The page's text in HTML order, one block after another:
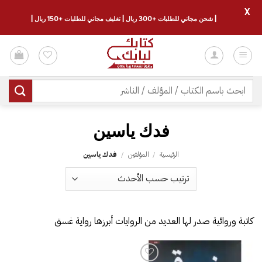
للمحتوى
البحث
عن:
الرئيسية / المؤلفين /
كاتبة وروائية صدر لها العديد من الروايات أبرزها رواية غسق
| شحن مجاني للطلبات +300 ريال | تغليف مجاني للطلبات +150 ريال |
X